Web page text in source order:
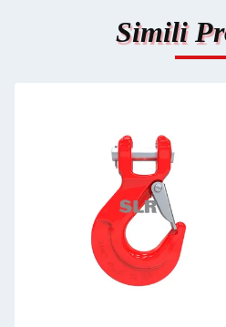
Simili